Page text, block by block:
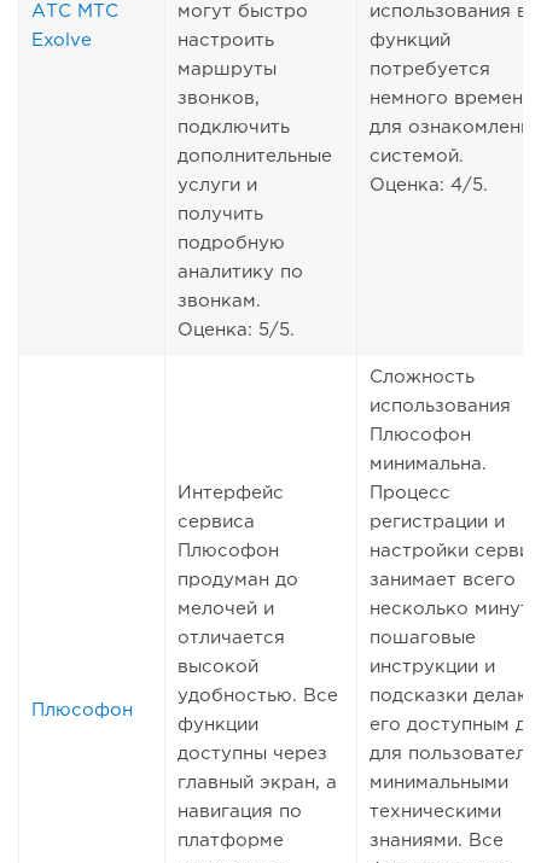
АТС МТС
Exolve
могут быстро
настроить
маршруты
звонков,
подключить
дополнительные
услуги и
получить
подробную
аналитику по
звонкам.
Оценка: 5/5.
использования
функций
потребуется
немного времени
для
системой.
Оценка: 4/5.
Плюсофон
Интерфейс
сервиса
Плюсофон
продуман до
мелочей и
отличается
высокой
удобностью. Все
функции
доступны через
главный экран, а
навигация по
платформе
Сложность
использования
Плюсофон
минимальна.
Процесс
регистрации и
настройки
занимает всего
несколько минут,
пошаговые
инструкции и
подсказки делают
его доступным
для
минимальными
техническими
знаниями. Все